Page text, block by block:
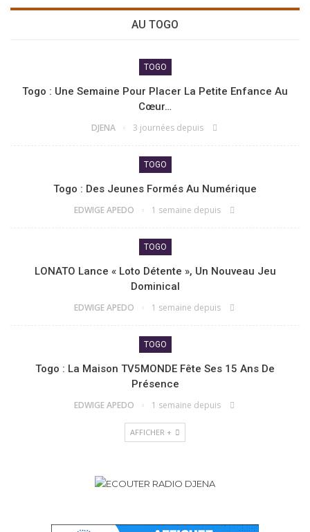
AU TOGO
TOGO
Togo : Une Semaine Pour Placer La Petite Enfance Au
Cœur…
DJENA 3 journées depuis
TOGO
Togo : Des Jeunes Formés Au Numérique
EDWIGE APEDO 1 semaine depuis
TOGO
LONATO Lance « Loto Détente », Un Nouveau Jeu
Dominical
EDWIGE APEDO 1 semaine depuis
TOGO
Togo : La Maison TV5MONDE Fête Ses 15 Ans De
Présence
EDWIGE APEDO 1 semaine depuis
AFFICHER +